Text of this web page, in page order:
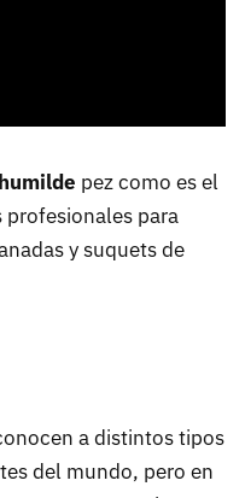
humilde pez como es el
para
y suquets de
a distintos tipos
del mundo, pero en